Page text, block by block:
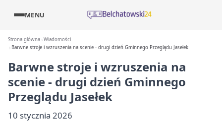
MENU
Strona główna Wiadomości
Barwne stroje i wzruszenia na scenie - drugi dzień Gminnego Przeglądu Jasełek
Barwne stroje i wzruszenia na
scenie - drugi dzień Gminnego
Przeglądu Jasełek
10 stycznia 2026